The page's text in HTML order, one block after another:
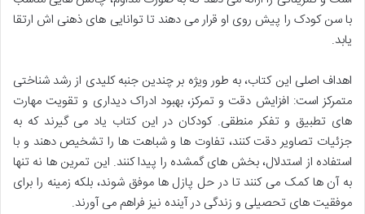
با سن کودک را پیش روی او قرار می دهند تا توانایی های ذهنی اش ارتقا
یابد.
اهداف اصلی این کتاب، به طور ویژه بر چندین جنبه کلیدی از رشد شناختی
متمرکز است: افزایش دقت و تمرکز، بهبود ادراک دیداری و تقویت مهارت
های تطبیق و تفکر منطقی. کودکان در این کتاب یاد می گیرند که به
جزئیات تصاویر دقت کنند، تفاوت ها و شباهت ها را تشخیص دهند و با
استفاده از استدلال، بخش های گمشده را پیدا کنند. این تمرین ها نه تنها
به آن ها کمک می کنند تا در حل پازل ها موفق شوند، بلکه زمینه را برای
موفقیت های تحصیلی و زندگی در آینده نیز فراهم می آورند.